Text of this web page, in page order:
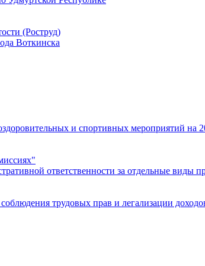
(Роструд)
Воткинска
и спортивных мероприятий на
ответственности за отдельные виды
трудовых прав и легализации